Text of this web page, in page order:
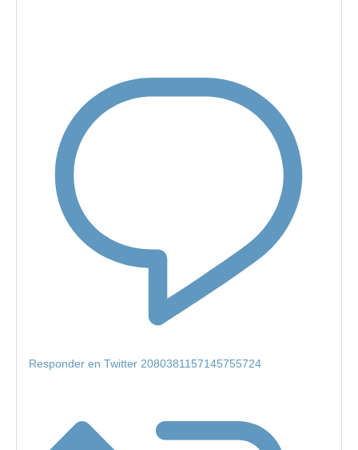
Responder en Twitter 2080381157145755724